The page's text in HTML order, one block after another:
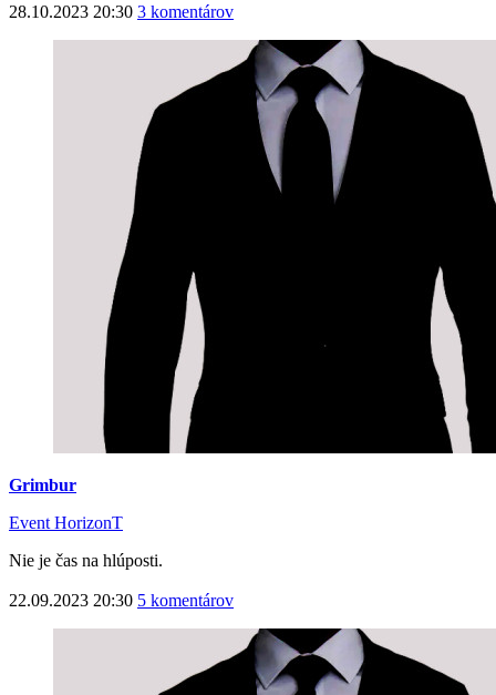
28.10.2023 20:30 3 komentárov
Grimbur
Event HorizonT
Nie je čas na hlúposti.
22.09.2023 20:30 5 komentárov